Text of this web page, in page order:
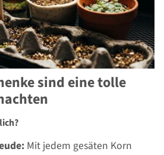
sind eine tolle
Mit jedem gesäten Korn